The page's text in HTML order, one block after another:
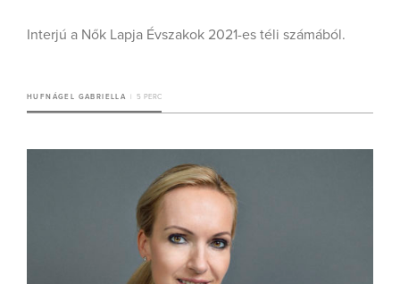
Interjú a Nők Lapja Évszakok 2021-es téli számából.
HUFNÁGEL GABRIELLA 5 PERC